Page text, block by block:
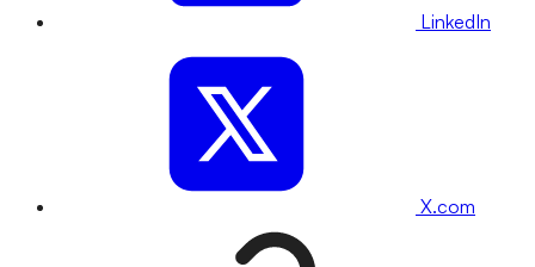
LinkedIn
X.com